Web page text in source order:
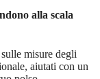
alla scala
misure degli
aiutati con un